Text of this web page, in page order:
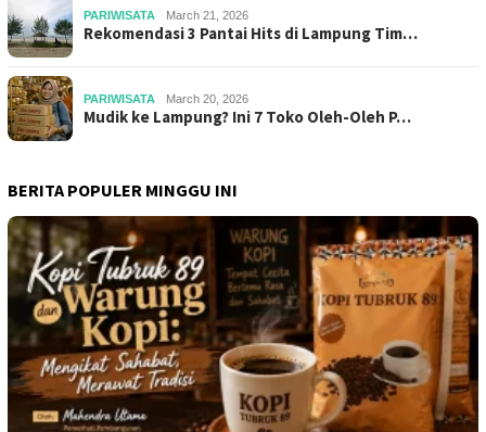
PARIWISATA March 21, 2026
Rekomendasi 3 Pantai Hits di Lampung Tim…
PARIWISATA March 20, 2026
Mudik ke Lampung? Ini 7 Toko Oleh-Oleh P…
BERITA POPULER MINGGU INI